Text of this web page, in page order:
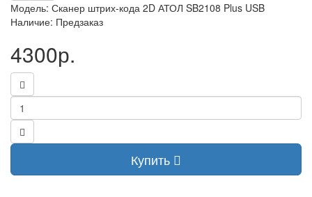
Модель: Сканер штрих-кода 2D АТОЛ SB2108 Plus USB
Наличие: Предзаказ
4300р.
Купить